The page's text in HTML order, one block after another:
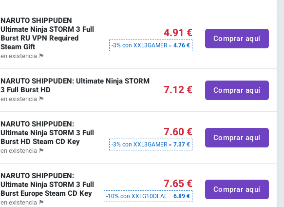
NARUTO SHIPPUDEN
Ultimate Ninja STORM 3 Full
Burst RU VPN Required
Steam Gift
en existencia 🏴
4.91 €
-3% con XXL3GAMER = 4.76 €
Comprar aquí
NARUTO SHIPPUDEN: Ultimate Ninja STORM
3 Full Burst HD
en existencia 🏴
7.12 € Comprar aquí
NARUTO SHIPPUDEN:
Ultimate Ninja STORM 3 Full
Burst HD Steam CD Key
en existencia 🏴
7.60 €
-3% con XXL3GAMER = 7.37 €
Comprar aquí
NARUTO SHIPPUDEN:
Ultimate Ninja STORM 3 Full
Burst Europe Steam CD Key
en existencia 🏴
7.65 €
-10% con XXLG10DEAL = 6.89 €
Comprar aquí